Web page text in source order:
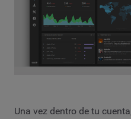
Una vez dentro de tu